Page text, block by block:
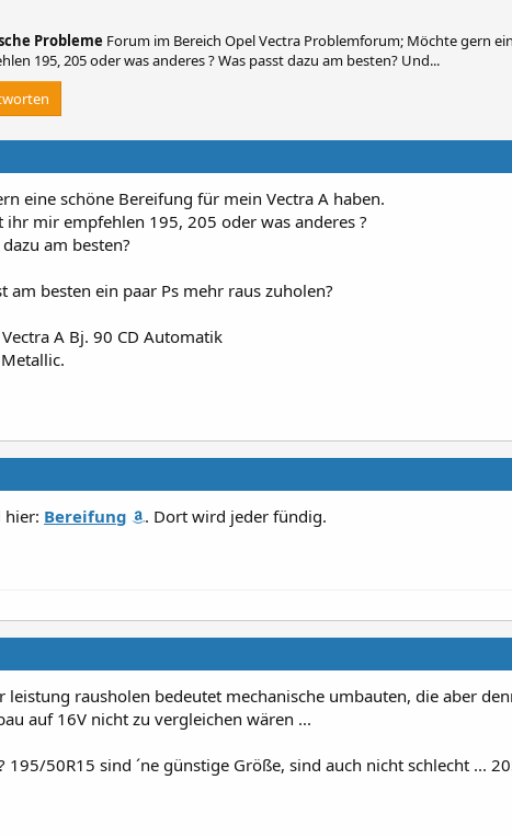
Probleme Forum im Bereich Opel Vectra Problemforum; Möchte gern
195, 205 oder was anderes ? Was passt dazu am besten? Und...
eine schöne Bereifung für mein Vectra A haben.
ihr mir empfehlen 195, 205 oder was anderes ?
am besten?
am besten ein paar Ps mehr raus zuholen?
A Bj. 90 CD Automatik
hier: Bereifung . Dort wird jeder fündig.
leistung rausholen bedeutet mechanische umbauten, die aber
auf 16V nicht zu vergleichen wären ...
195/50R15 sind ´ne günstige Größe, sind auch nicht schlecht ...